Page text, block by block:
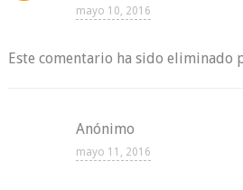
mayo 10, 2016
Este comentario ha sido eliminado
Anónimo
mayo 11, 2016